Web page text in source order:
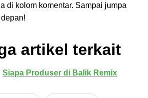
di kolom komentar. Sampai jumpa
artikel terkait
Siapa Produser di Balik Remix